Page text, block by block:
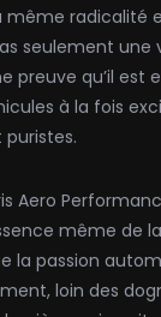
radicalité
seulement
preuve qu’il est
à la fois
Aero
même de
la passion
loin des